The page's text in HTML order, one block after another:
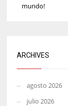
mundo!
ARCHIVES
agosto 2026
julio 2026